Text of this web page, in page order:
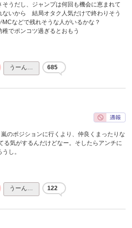
そうだし、ジャンプは何回も機会に恵まれて
ないから 結局オタク人気だけで終わりそう
などで残れそうな人がいるかな？
でポンコツ過ぎるとおもう
うーん… 685
のポジションに行くより、仲良くまったりな
る気がするんだけどなー。そしたらアンチに
し。
うーん… 122